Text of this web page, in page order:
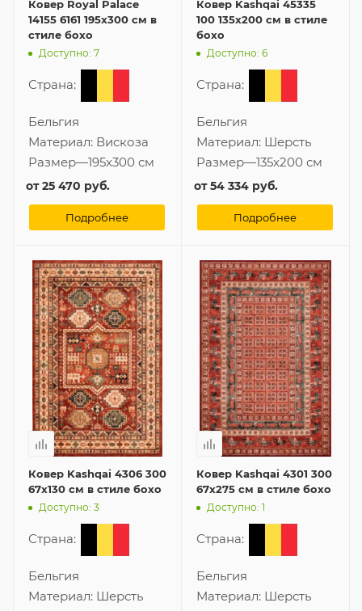
Ковер Royal Palace
14155 6161 195x300 см в
стиле бохо
Доступно: 7
Страна:
Бельгия
Материал: Вискоза
Размер—195x300 см
от25 470 руб.
Подробнее
Ковер Kashqai 45335
100 135x200 см в стиле
бохо
Доступно: 6
Страна:
Бельгия
Материал: Шерсть
Размер—135x200 см
от54 334 руб.
Подробнее
Ковер Kashqai 4306 300
67x130 см в стиле бохо
Доступно: 3
Страна:
Бельгия
Материал: Шерсть
Ковер Kashqai 4301 300
67x275 см в стиле бохо
Доступно: 1
Страна:
Бельгия
Материал: Шерсть